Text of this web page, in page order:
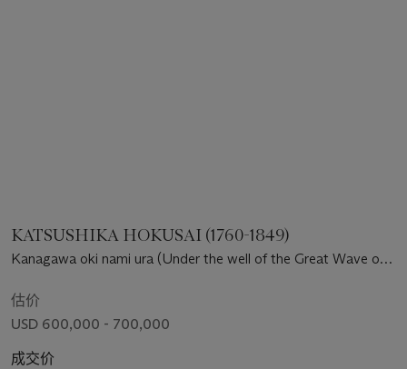
KATSUSHIKA HOKUSAI (1760-1849)
Kanagawa oki nami ura (Under the well of the Great Wave off
估价
USD 600,000 - 700,000
成交价